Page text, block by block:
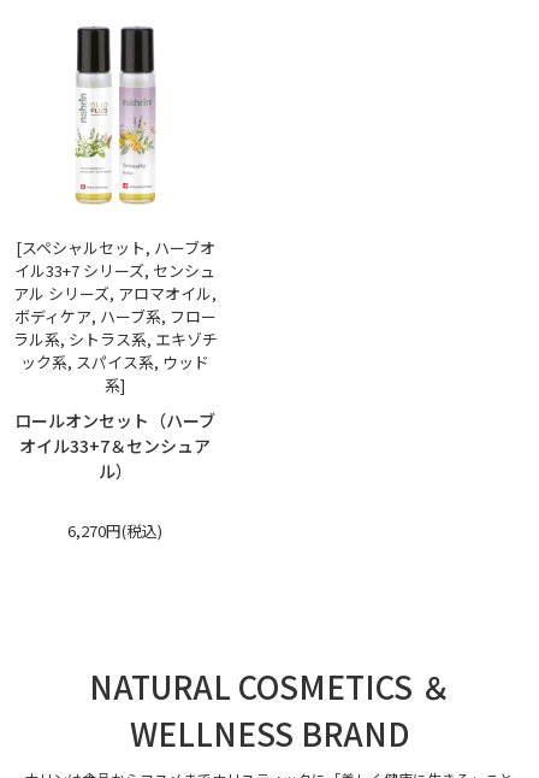
[スペシャルセット, ハーブオ
イル33+7 シリーズ, センシュ
アル シリーズ, アロマオイル,
ボディケア, ハーブ系, フロー
ラル系, シトラス系, エキゾチ
ック系, スパイス系, ウッド
系]
ロールオンセット（ハーブ
オイル33+7＆センシュア
ル）
6,270円(税込)
NATURAL COSMETICS ＆
WELLNESS BRAND